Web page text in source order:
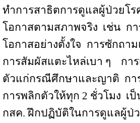
ทำการสาธิตการดูแลผู้ป่วยโร
โอกาสตามสภาพจริง เช่น ก
โอกาสอย่างตั้งใจ การซักถาม
การสัมผัสแตะไหล่เบา ๆ
กา
ตัวแก่กรณีศึกษาและญาติ ก
การพลิกตัวให้ทุก 2 ชั่วโมง เ
กสค. ฝึกปฏิบัติในการดูแลผู้ป่ว